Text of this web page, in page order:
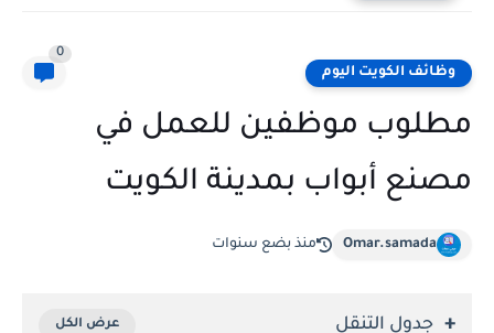
وظائف الكويت اليوم
0
مطلوب موظفين للعمل في
مصنع أبواب بمدينة الكويت
Omar.samada منذ بضع سنوات
جدول التنقل